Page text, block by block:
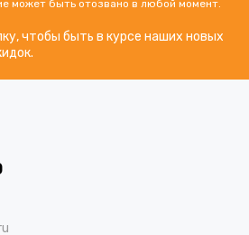
может быть отозвано в любой момент.
чтобы быть в курсе наших новых